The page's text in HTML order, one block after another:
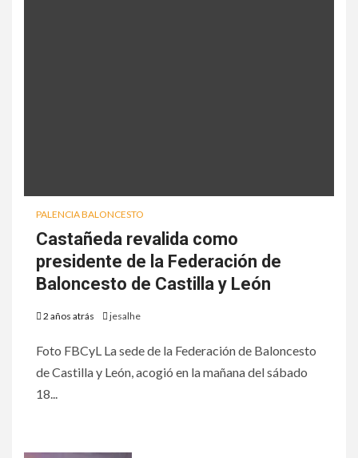
PALENCIA BALONCESTO
Castañeda revalida como
presidente de la Federación de
Baloncesto de Castilla y León
2 años atrás jesalhe
Foto FBCyL La sede de la Federación de Baloncesto
de Castilla y León, acogió en la mañana del sábado
18...